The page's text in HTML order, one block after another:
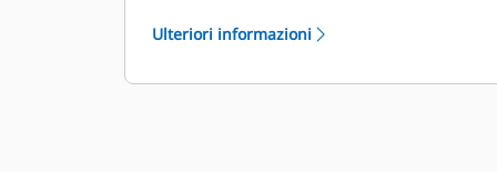
elettronico per i sensori di livello o le
Ogni attacco viene fornito di serie
Ulteriori informazioni